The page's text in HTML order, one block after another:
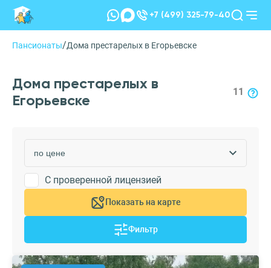
+7 (499) 325-79-40
Пансионаты/Дома престарелых в Егорьевске
Дома престарелых в
Егорьевске
11
С проверенной лицензией
Показать на карте
Фильтр